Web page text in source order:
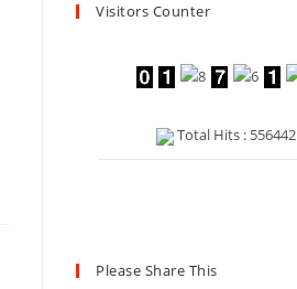
Visitors Counter
Total Hits : 556442
Please Share This